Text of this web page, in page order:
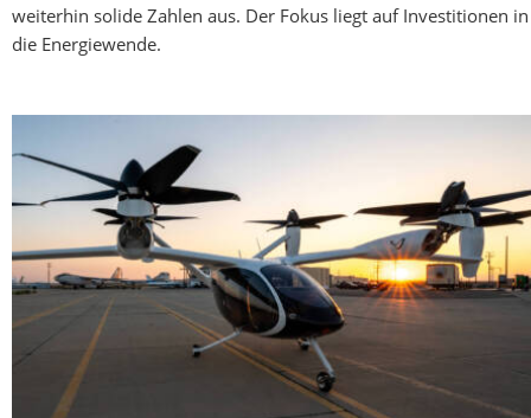
weiterhin solide Zahlen aus. Der Fokus liegt auf Investitionen in
die Energiewende.